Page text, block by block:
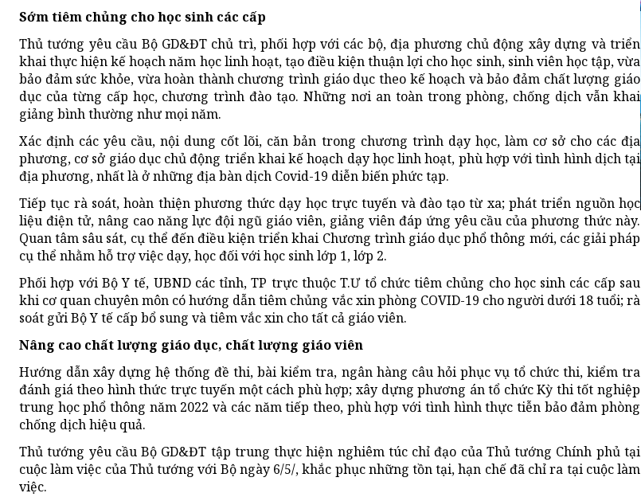
Sớm tiêm chủng cho học sinh các cấp
Thủ tướng yêu cầu Bộ GD&ĐT chủ trì, phối hợp với các bộ, địa phương chủ động xây dựng và triển
khai thực hiện kế hoạch năm học linh hoạt, tạo điều kiện thuận lợi cho học sinh, sinh viên học tập, vừa
bảo đảm sức khỏe, vừa hoàn thành chương trình giáo dục theo kế hoạch và bảo đảm chất lượng giáo
dục của từng cấp học, chương trình đào tạo. Những nơi an toàn trong phòng, chống dịch vẫn khai
giảng bình thường như mọi năm.
Xác định các yêu cầu, nội dung cốt lõi, căn bản trong chương trình dạy học, làm cơ sở cho các địa
phương, cơ sở giáo dục chủ động triển khai kế hoạch dạy học linh hoạt, phù hợp với tình hình dịch tại
địa phương, nhất là ở những địa bàn dịch Covid-19 diễn biến phức tạp.
Tiếp tục rà soát, hoàn thiện phương thức dạy học trực tuyến và đào tạo từ xa; phát triển nguồn học
liệu điện tử, nâng cao năng lực đội ngũ giáo viên, giảng viên đáp ứng yêu cầu của phương thức này.
Quan tâm sâu sát, cụ thể đến điều kiện triển khai Chương trình giáo dục phổ thông mới, các giải pháp
cụ thể nhằm hỗ trợ việc dạy, học đối với học sinh lớp 1, lớp 2.
Phối hợp với Bộ Y tế, UBND các tỉnh, TP trực thuộc T.Ư tổ chức tiêm chủng cho học sinh các cấp sau
khi cơ quan chuyên môn có hướng dẫn tiêm chủng vắc xin phòng COVID-19 cho người dưới 18 tuổi; rà
soát gửi Bộ Y tế cấp bổ sung và tiêm vắc xin cho tất cả giáo viên.
Nâng cao chất lượng giáo dục, chất lượng giáo viên
Hướng dẫn xây dựng hệ thống đề thi, bài kiểm tra, ngân hàng câu hỏi phục vụ tổ chức thi, kiểm tra
đánh giá theo hình thức trực tuyến một cách phù hợp; xây dựng phương án tổ chức Kỳ thi tốt nghiệp
trung học phổ thông năm 2022 và các năm tiếp theo, phù hợp với tình hình thực tiễn bảo đảm phòng
chống dịch hiệu quả.
Thủ tướng yêu cầu Bộ GD&ĐT tập trung thực hiện nghiêm túc chỉ đạo của Thủ tướng Chính phủ tại
cuộc làm việc của Thủ tướng với Bộ ngày 6/5/, khắc phục những tồn tại, hạn chế đã chỉ ra tại cuộc làm
việc.